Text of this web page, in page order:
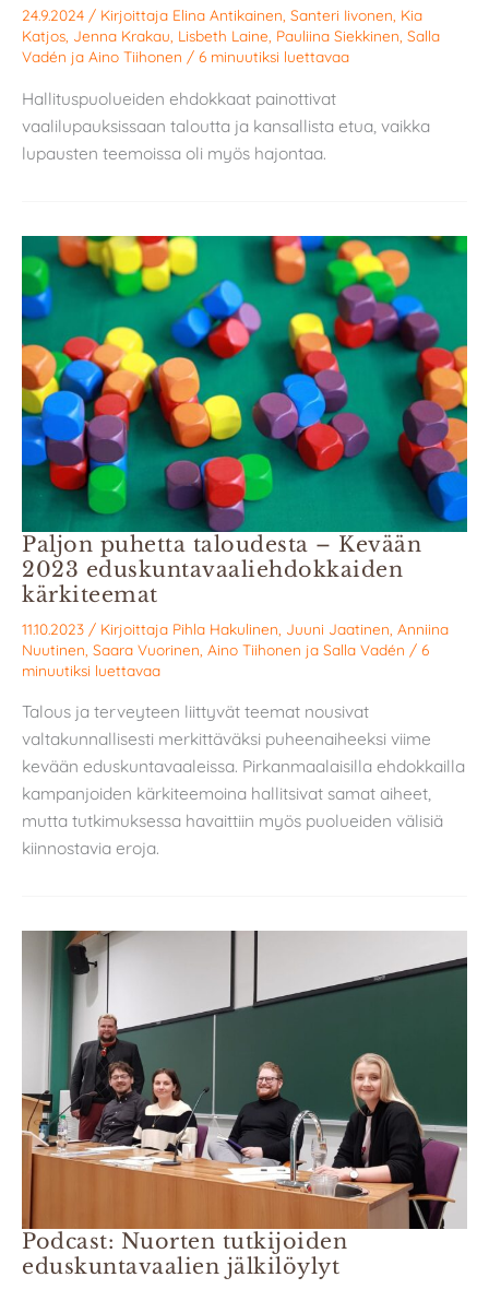
24.9.2024 / Kirjoittaja Elina Antikainen Santeri Iivonen Kia
Katjos Jenna Krakau Lisbeth Laine Pauliina Siekkinen Salla
Vadén ja Aino Tiihonen / 6 minuutiksi luettavaa
Hallituspuolueiden ehdokkaat painottivat
vaalilupauksissaan taloutta ja kansallista etua, vaikka
lupausten teemoissa oli myös hajontaa.
Paljon puhetta taloudesta – Kevään
2023 eduskunta­­­vaali­ehdokkaiden
kärkiteemat
11.10.2023 / Kirjoittaja Pihla Hakulinen Juuni Jaatinen Anniina
Nuutinen Saara Vuorinen Aino Tiihonen ja Salla Vadén / 6
minuutiksi luettavaa
Talous ja terveyteen liittyvät teemat nousivat
valtakunnallisesti merkittäväksi puheenaiheeksi viime
kevään eduskuntavaaleissa. Pirkanmaalaisilla ehdokkailla
kampanjoiden kärkiteemoina hallitsivat samat aiheet,
mutta tutkimuksessa havaittiin myös puolueiden välisiä
kiinnostavia eroja.
Podcast: Nuorten tutkijoiden
eduskuntavaalien jälkilöylyt